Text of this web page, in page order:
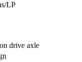
LP
drive axle